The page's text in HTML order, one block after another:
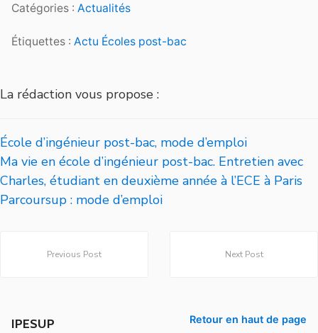
Catégories : Actualités
Étiquettes : Actu Écoles post-bac
La rédaction vous propose :
École d’ingénieur post-bac, mode d’emploi
Ma vie en école d’ingénieur post-bac. Entretien avec
Charles, étudiant en deuxième année à l’ECE à Paris
Parcoursup : mode d’emploi
Previous Post Next Post
IPESUP Retour en haut de page